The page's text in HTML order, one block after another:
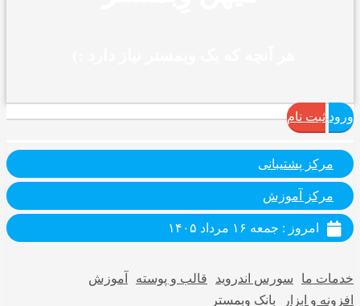
ورود ثبت نام
مرکز پشتیبانی
مرکز آموزش
امروز : جمعه ۱۶ مرداد ۱۴۰۵
خدمات ما سورس اندروید قالب و پوسته
آموزش
افزونه و ابزار
بانک وبمستر